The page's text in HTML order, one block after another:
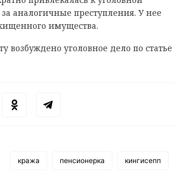
за аналогичные преступления. У нее
имущества.
возбуждено уголовное дело по статье
кража пенсионерка кингисепп